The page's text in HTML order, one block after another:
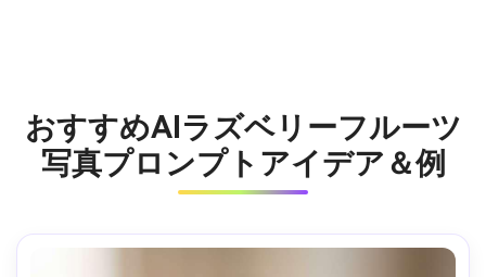
おすすめAIラズベリーフルーツ
写真プロンプトアイデア＆例